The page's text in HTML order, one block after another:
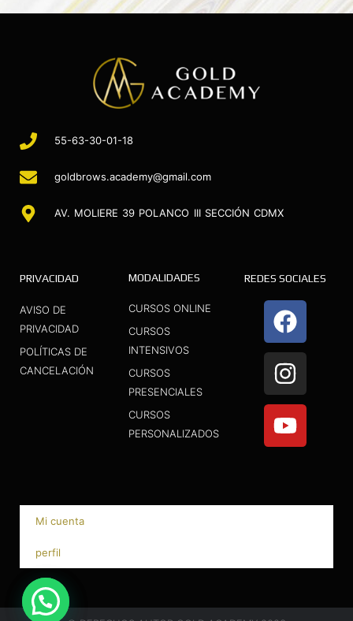
55-63-30-01-18
goldbrows.academy@gmail.com
AV. MOLIERE 39 POLANCO III SECCIÓN CDMX
PRIVACIDAD
AVISO DE
PRIVACIDAD
POLÍTICAS DE
CANCELACIÓN
MODALIDADES
CURSOS ONLINE
CURSOS
INTENSIVOS
CURSOS
PRESENCIALES
CURSOS
PERSONALIZADOS
REDES SOCIALES
F
a
c
e
b
o
o
I
n
s
t
a
g
r
m
Y
o
u
t
u
b
e
Mi cuenta
perfil